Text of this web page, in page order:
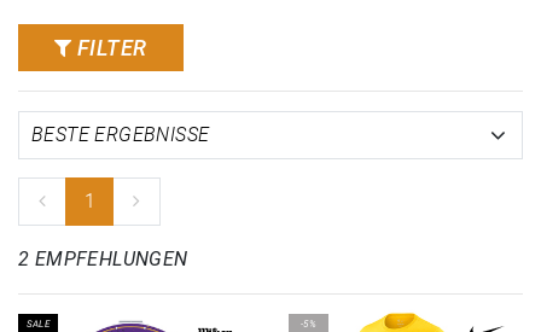
FILTER
1
2 EMPFEHLUNGEN
SALE -5%